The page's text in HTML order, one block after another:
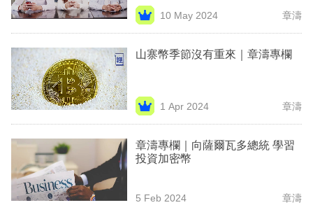
科
技
職
場
生
事
10 May 2024 章濤
山寨幣季節沒有重來｜章濤專欄
1 Apr 2024 章濤
章濤專欄｜向薩爾瓦多總統 學習
投資加密幣
5 Feb 2024 章濤